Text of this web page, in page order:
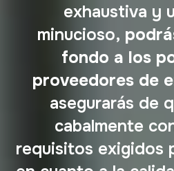
exhaustiva y
minucioso,
fondo a los
proveedores de
asegurarás de
cabalmente
requisitos exigidos